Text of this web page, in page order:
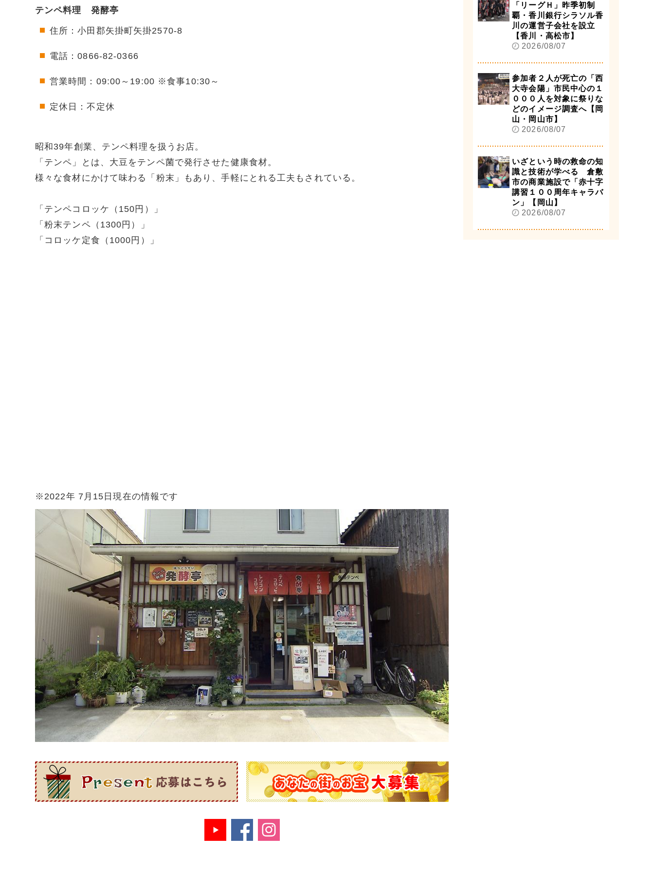
テンペ料理 発酵亭
住所：小田郡矢掛町矢掛2570-8
電話：0866-82-0366
営業時間：09:00～19:00 ※食事10:30～
定休日：不定休
昭和39年創業、テンペ料理を扱うお店。
「テンペ」とは、大豆をテンペ菌で発行させた健康食材。
様々な食材にかけて味わる「粉末」もあり、手軽にとれる工夫もされている。
「テンペコロッケ（150円）」
「粉末テンペ（1300円）」
「コロッケ定食（1000円）」
※2022年 7月15日現在の情報です
「リーグＨ」昨季初制
覇・香川銀行シラソル香
川の運営子会社を設立
【香川・高松市】
2026/08/07
参加者２人が死亡の「西
大寺会陽」市民中心の１
０００人を対象に祭りな
どのイメージ調査へ【岡
山・岡山市】
2026/08/07
いざという時の救命の知
識と技術が学べる 倉敷
市の商業施設で「赤十字
講習１００周年キャラバ
ン」【岡山】
2026/08/07